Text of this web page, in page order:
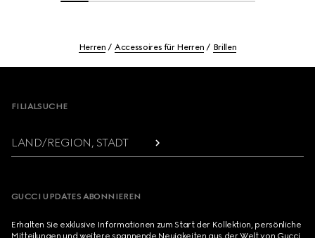
Herren Accessoires für Herren Brillen
FILIALSUCHE
LAND/REGION, STADT
GUCCI UPDATES ABONNIEREN
Erhalten Sie exklusive Informationen zum Start der Kollektion, persönliche
Mitteilungen und weitere spannende Neuigkeiten aus der Welt von Gucci.